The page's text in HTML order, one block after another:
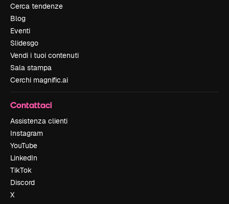
Cerca tendenze
Blog
Eventi
Slidesgo
Vendi i tuoi contenuti
Sala stampa
Cerchi magnific.ai
Contattaci
Assistenza clienti
Instagram
YouTube
LinkedIn
TikTok
Discord
X